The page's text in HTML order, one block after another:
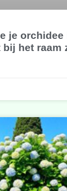
je orchidee
bij het raam